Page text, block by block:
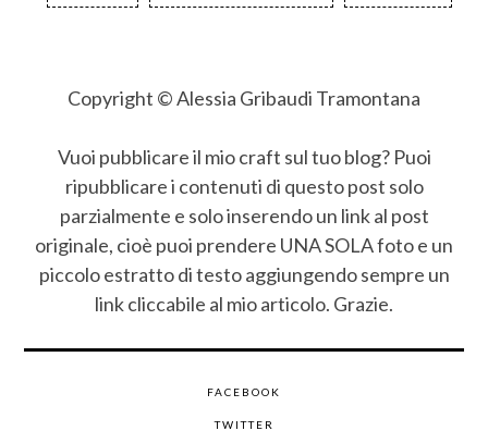
Copyright © Alessia Gribaudi Tramontana
Vuoi pubblicare il mio craft sul tuo blog? Puoi
ripubblicare i contenuti di questo post solo
parzialmente e solo inserendo un link al post
originale, cioè puoi prendere UNA SOLA foto e un
piccolo estratto di testo aggiungendo sempre un
link cliccabile al mio articolo. Grazie.
FACEBOOK
TWITTER